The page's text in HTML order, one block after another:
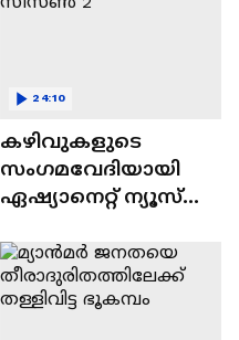
കഴിവുകളുടെ
സംഗമവേദിയായി
ഏഷ്യാനെറ്റ് ന്യൂസ്
സീസൺ 2
24:10